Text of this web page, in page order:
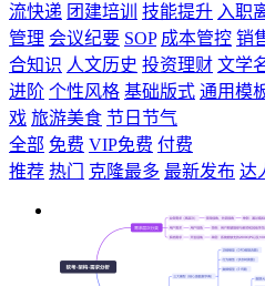
流快递 团建培训 技能提升 入职
管理 会议纪要 SOP 成本管控 销
合知识 人文历史 投资理财 文学
进阶 个性风格 基础版式 通用模
戏 旅游美食 节日节气
全部 免费 VIP免费 付费
推荐 热门 克隆最多 最新发布 达